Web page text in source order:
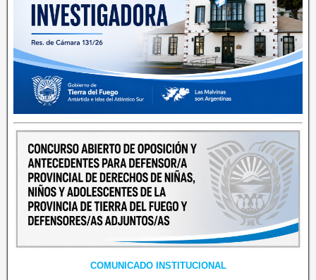
COMUNICADO INSTITUCIONAL